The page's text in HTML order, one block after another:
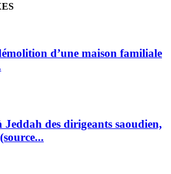
d’une maison familiale
Jeddah des dirigeants saoudien,